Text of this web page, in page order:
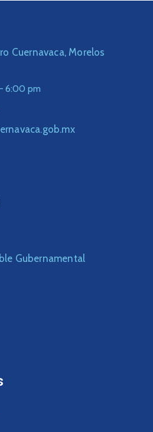
Cuernavaca, Morelos
6:00 pm
Gubernamental